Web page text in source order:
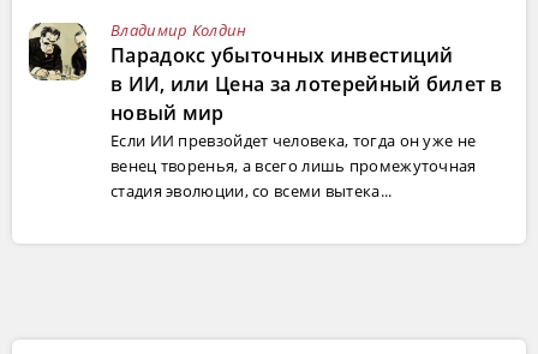
Владимир Колдин
Парадокс убыточных инвестиций
в ИИ, или Цена за лотерейный билет в
новый мир
Если ИИ превзойдет человека, тогда он уже не
венец творенья, а всего лишь промежуточная
стадия эволюции, со всеми вытека...